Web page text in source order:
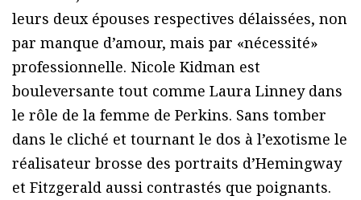
leurs deux épouses respectives délaissées, non
par manque d’amour, mais par «nécessité»
professionnelle. Nicole Kidman est
bouleversante tout comme Laura Linney dans
le rôle de la femme de Perkins. Sans tomber
dans le cliché et tournant le dos à l’exotisme le
réalisateur brosse des portraits d’Hemingway
et Fitzgerald aussi contrastés que poignants.